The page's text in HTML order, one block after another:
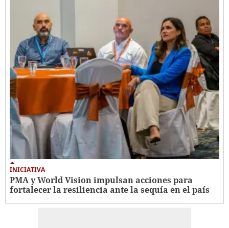
INICIATIVA
PMA y World Vision impulsan acciones para
fortalecer la resiliencia ante la sequía en el país